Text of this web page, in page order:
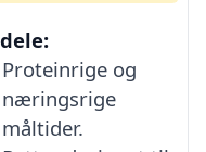
Proteinrige og
næringsrige
måltider.